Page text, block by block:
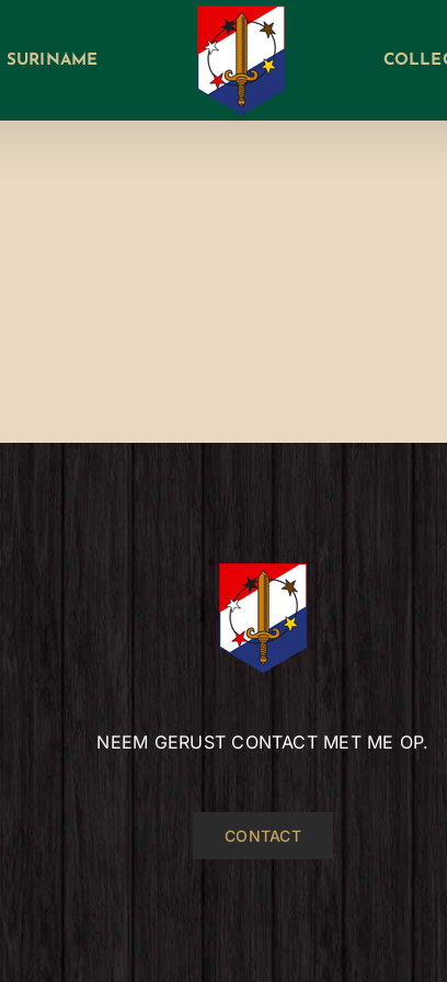
SURINAME
NEEM GERUST CONTACT MET ME OP.
CONTACT